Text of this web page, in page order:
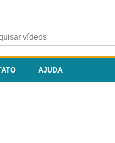
AJUDA